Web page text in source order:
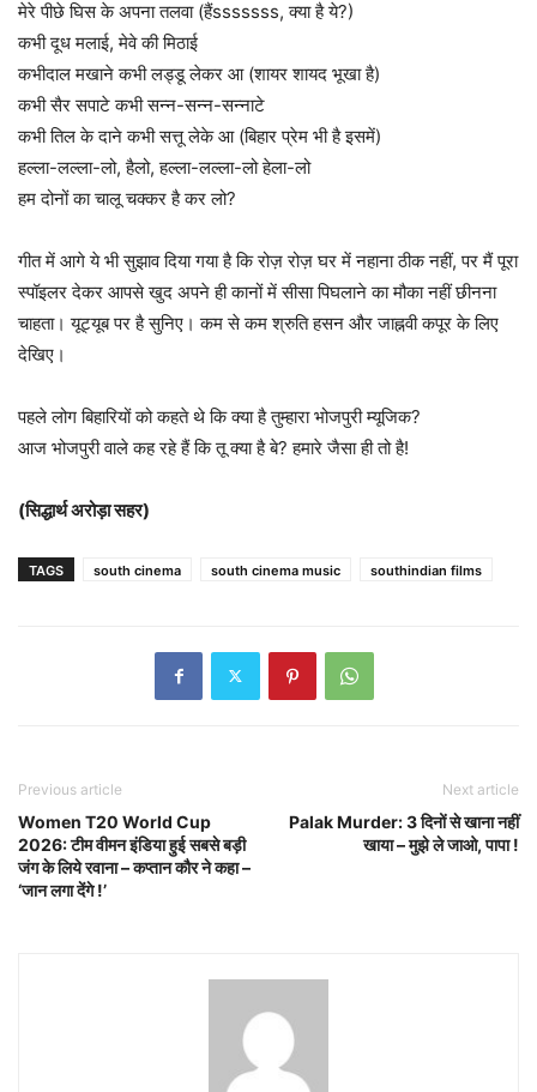
मेरे पीछे घिस के अपना तलवा (हैंsssssss, क्या है ये?)
कभी दूध मलाई, मेवे की मिठाई
कभीदाल मखाने कभी लड्डू लेकर आ (शायर शायद भूखा है)
कभी सैर सपाटे कभी सन्न-सन्न-सन्नाटे
कभी तिल के दाने कभी सत्तू लेके आ (बिहार प्रेम भी है इसमें)
हल्ला-लल्ला-लो, हैलो, हल्ला-लल्ला-लो हेला-लो
हम दोनों का चालू चक्कर है कर लो?
गीत में आगे ये भी सुझाव दिया गया है कि रोज़ रोज़ घर में नहाना ठीक नहीं, पर मैं पूरा
स्पॉइलर देकर आपसे खुद अपने ही कानों में सीसा पिघलाने का मौका नहीं छीनना
चाहता। यूट्यूब पर है सुनिए। कम से कम श्रुति हसन और जाह्नवी कपूर के लिए
देखिए।
पहले लोग बिहारियों को कहते थे कि क्या है तुम्हारा भोजपुरी म्यूजिक?
आज भोजपुरी वाले कह रहे हैं कि तू क्या है बे? हमारे जैसा ही तो है!
(सिद्धार्थ अरोड़ा सहर)
TAGS south cinema south cinema music southindian films
Previous article
Women T20 World Cup
2026: टीम वीमन इंडिया हुई सबसे बड़ी
जंग के लिये रवाना – कप्तान कौर ने कहा –
‘जान लगा देंगे !’
Next article
Palak Murder: 3 दिनों से खाना नहीं
खाया – मुझे ले जाओ, पापा !